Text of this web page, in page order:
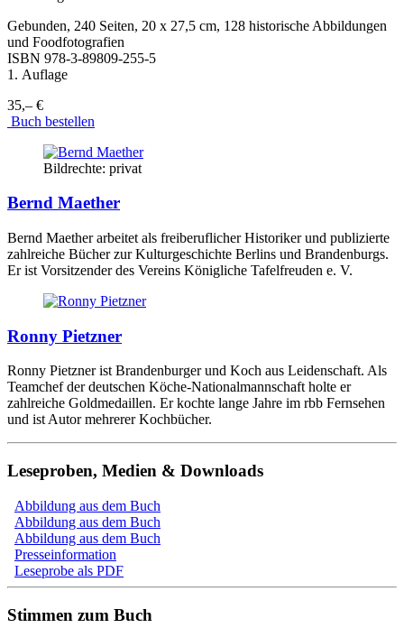
Gebunden, 240 Seiten, 20 x 27,5 cm, 128 historische Abbildungen
und Foodfotografien
ISBN 978-3-89809-255-5
1. Auflage
35,– €
Buch bestellen
Bildrechte: privat
Bernd Maether
Bernd Maether arbeitet als freiberuflicher Historiker und publizierte
zahlreiche Bücher zur Kulturgeschichte Berlins und Brandenburgs.
Er ist Vorsitzender des Vereins Königliche Tafelfreuden e. V.
Ronny Pietzner
Ronny Pietzner ist Brandenburger und Koch aus Leidenschaft. Als
Teamchef der deutschen Köche-Nationalmannschaft holte er
zahlreiche Goldmedaillen. Er kochte lange Jahre im rbb Fernsehen
und ist Autor mehrerer Kochbücher.
Leseproben, Medien & Downloads
Abbildung aus dem Buch
Abbildung aus dem Buch
Abbildung aus dem Buch
Presseinformation
Leseprobe als PDF
Stimmen zum Buch